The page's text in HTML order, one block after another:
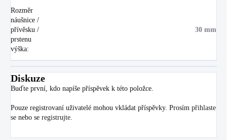
Rozměr
náušnice /
přívěsku /
prstenu
výška:
30 mm
Diskuze
Buďte první, kdo napíše příspěvek k této položce.
Pouze registrovaní uživatelé mohou vkládat příspěvky. Prosím přihlaste
se nebo se registrujte